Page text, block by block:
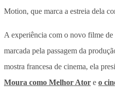
Motion, que marca a estreia dela
A experiência com o novo filme
marcada pela passagem da
mostra francesa de cinema, ela
Moura como Melhor Ator e o